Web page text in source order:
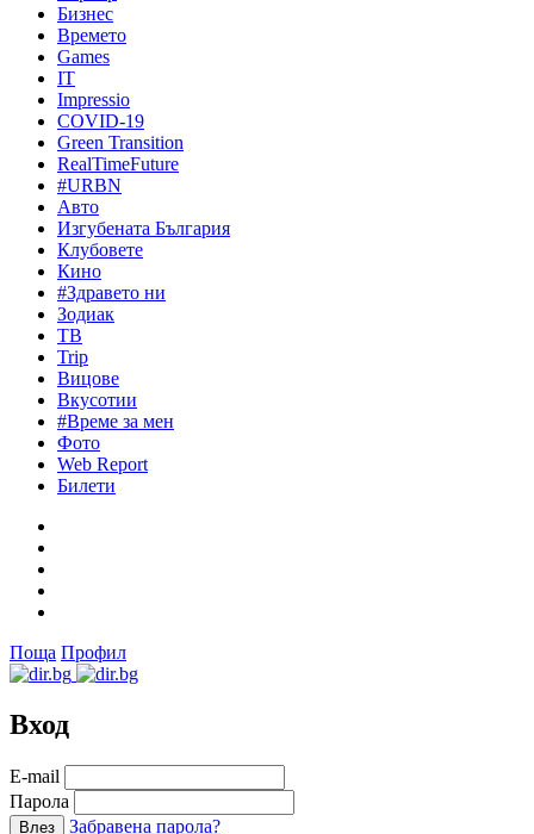
Бизнес
Времето
Games
IT
Impressio
COVID-19
Green Transition
RealTimeFuture
#URBN
Авто
Изгубената България
Клубовете
Кино
#Здравето ни
Зодиак
ТВ
Trip
Вицове
Вкусотии
#Време за мен
Фото
Web Report
Билети
Поща Профил
Вход
Е-mail
Парола
Забравена парола?